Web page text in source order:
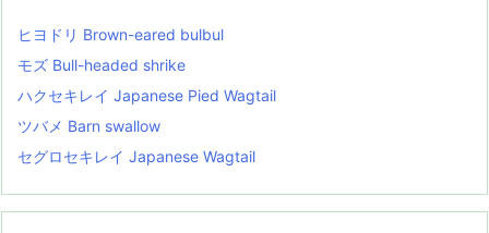
ヒヨドリ Brown-eared bulbul
モズ Bull-headed shrike
ハクセキレイ Japanese Pied Wagtail
ツバメ Barn swallow
セグロセキレイ Japanese Wagtail